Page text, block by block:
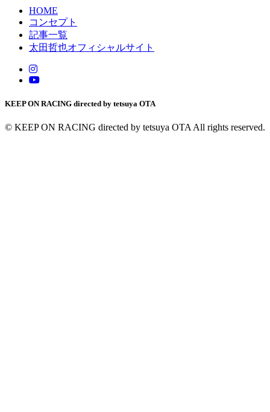
HOME
コンセプト
記事一覧
太田哲也オフィシャルサイト
KEEP ON RACING directed by tetsuya OTA
© KEEP ON RACING directed by tetsuya OTA All rights reserved.